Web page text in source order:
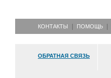
КОНТАКТЫ ПОМОЩЬ
ОБРАТНАЯ СВЯЗЬ